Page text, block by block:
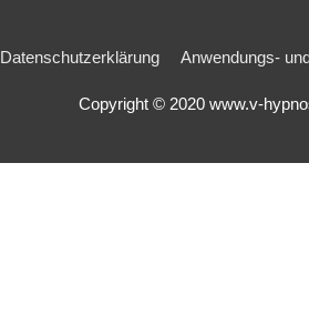
Datenschutzerklärung Anwendungs-
Copyright © 2020 www.v-